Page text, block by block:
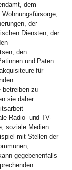
dem
der
Diensten, der
den
und Paten.
für
betreiben zu
sie daher
Radio- und TV-
soziale Medien
mit Stellen der
gegebenenfalls